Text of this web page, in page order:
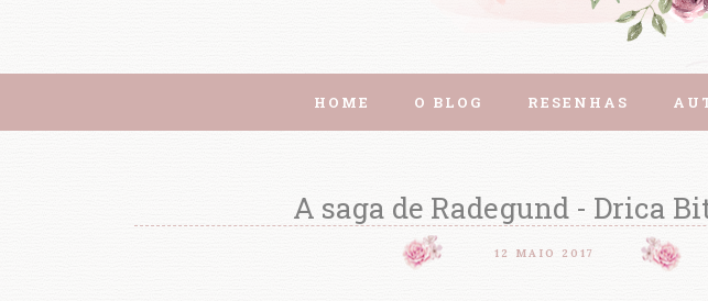
HOME O BLOG RESENHAS
A saga de Radegund - Drica
12 MAIO 2017